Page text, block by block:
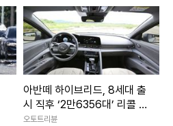
아반떼 하이브리드, 8세대 출
시 직후 ‘2만6356대’ 리콜 악
재 터졌다
오토트리뷴